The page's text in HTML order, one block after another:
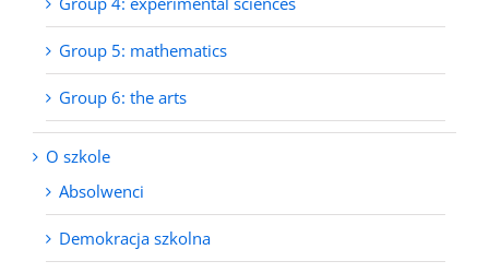
Group 5: mathematics
Group 6: the arts
O szkole
Absolwenci
Demokracja szkolna